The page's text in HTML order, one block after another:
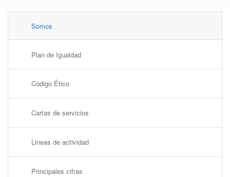
Somos
Plan de Igualdad
Código Ético
Cartas de servicios
Lineas de actividad
Principales cifras